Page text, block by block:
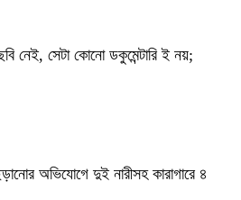
নেই, সেটা কোনো ডকুমেন্টারি ই নয়;
অভিযোগে দুই নারীসহ কারাগারে ৪